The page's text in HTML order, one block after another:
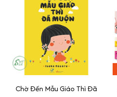
Chờ Đến Mẫu Giáo Thì Đã